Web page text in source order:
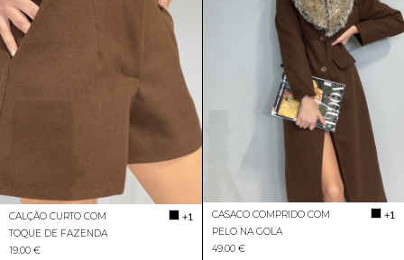
CALÇÃO CURTO COM
TOQUE DE FAZENDA
+1
19.00 €
CASACO COMPRIDO COM
PELO NA GOLA
+1
49.00 €